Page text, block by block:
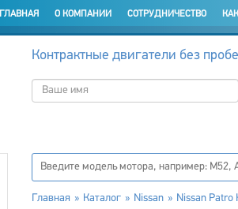
ГЛАВНАЯ О КОМПАНИИ СОТРУДНИЧЕСТВО
Контрактные двигатели без
Главная Каталог Nissan Nissan Patro